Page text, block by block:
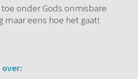
onder Gods onmisbare
maar eens hoe het gaat!